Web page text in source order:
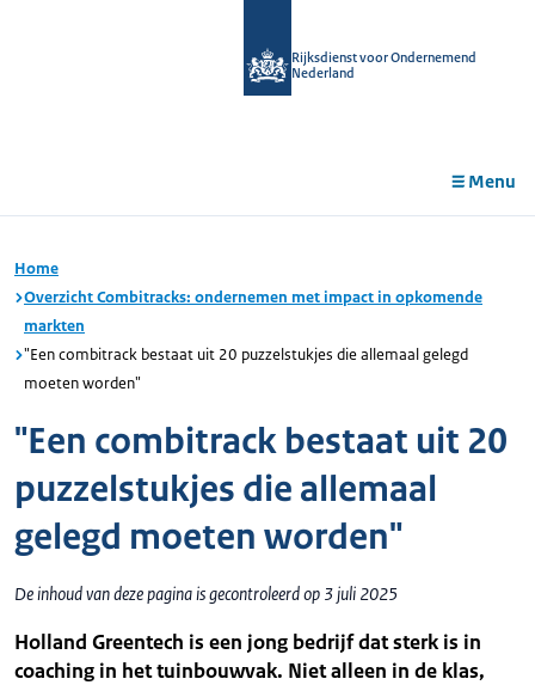
Rijksdienst voor Ondernemend
Nederland
Menu
Home
Overzicht Combitracks: ondernemen met impact in opkomende
markten
"Een combitrack bestaat uit 20 puzzelstukjes die allemaal gelegd
moeten worden"
"Een combitrack bestaat uit 20
puzzelstukjes die allemaal
gelegd moeten worden"
De inhoud van deze pagina is gecontroleerd op 3 juli 2025
Holland Greentech is een jong bedrijf dat sterk is in
coaching in het tuinbouwvak. Niet alleen in de klas,